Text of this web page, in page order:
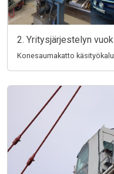
2. Yritysjärjestelyn
Konesaumakatto